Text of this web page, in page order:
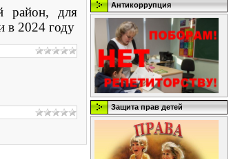
район, для
в 2024 году
Антикоррупция
Защита прав детей